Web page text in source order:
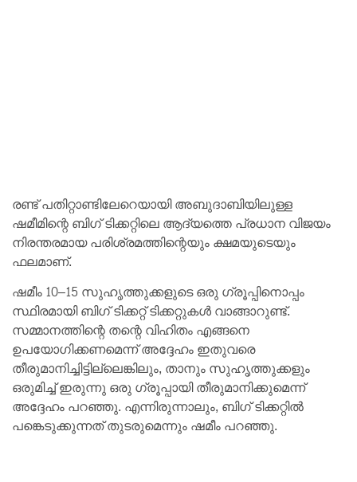
രണ്ട് പതിറ്റാണ്ടിലേറെയായി അബുദാബിയിലുള്ള
ഷമീമിന്റെ ബിഗ് ടിക്കറ്റിലെ ആദ്യത്തെ പ്രധാന വിജയം
നിരന്തരമായ പരിശ്രമത്തിന്റെയും ക്ഷമയുടെയും
ഫലമാണ്.
ഷമീം 10–15 സുഹൃത്തുക്കളുടെ ഒരു ഗ്രൂപ്പിനൊപ്പം
സ്ഥിരമായി ബിഗ് ടിക്കറ്റ് ടിക്കറ്റുകൾ വാങ്ങാറുണ്ട്.
സമ്മാനത്തിന്റെ തന്റെ വിഹിതം എങ്ങനെ
ഉപയോഗിക്കണമെന്ന് അദ്ദേഹം ഇതുവരെ
തീരുമാനിച്ചിട്ടില്ലെങ്കിലും, താനും സുഹൃത്തുക്കളും
ഒരുമിച്ച് ഇരുന്നു ഒരു ഗ്രൂപ്പായി തീരുമാനിക്കുമെന്ന്
അദ്ദേഹം പറഞ്ഞു. എന്നിരുന്നാലും, ബിഗ് ടിക്കറ്റിൽ
പങ്കെടുക്കുന്നത് തുടരുമെന്നും ഷമീം പറഞ്ഞു.